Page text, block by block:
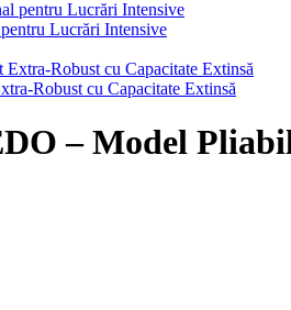
Lucrări Intensive
Robust cu Capacitate Extinsă
– Model